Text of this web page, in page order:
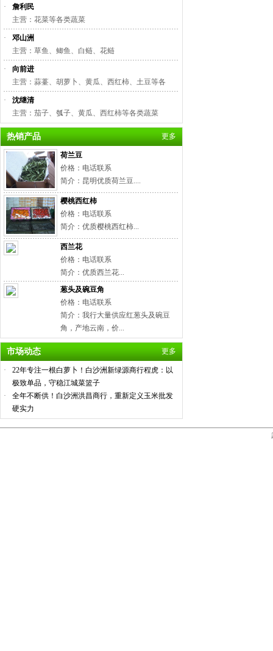
·
詹利民
主营：花菜等各类蔬菜
·
邓山洲
主营：草鱼、鲫鱼、白鲢、花鲢
·
向前进
主营：蒜薹、胡萝卜、黄瓜、西红柿、土豆等各
·
沈继清
主营：茄子、瓠子、黄瓜、西红柿等各类蔬菜
热销产品 更多
荷兰豆
价格：电话联系
简介：昆明优质荷兰豆....
樱桃西红柿
价格：电话联系
简介：优质樱桃西红柿...
西兰花
价格：电话联系
简介：优质西兰花...
葱头及碗豆角
价格：电话联系
简介：我行大量供应红葱头及碗豆
角，产地云南，价...
市场动态 更多
·
22年专注一根白萝卜！白沙洲新绿源商行程虎：以
极致单品，守稳江城菜篮子
·
全年不断供！白沙洲洪昌商行，重新定义玉米批发
硬实力